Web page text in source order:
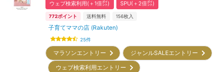
ウェブ検索利用(＋1倍㌽)
SPU(＋2倍㌽)
772ポイント 送料無料 156枚入
子育てママの店 (Rakuten)
25件
マラソンエントリー
ジャンルSALEエントリー
ウェブ検索利用エントリー